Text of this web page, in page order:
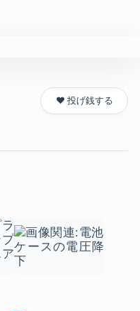
❤️ 投げ銭する